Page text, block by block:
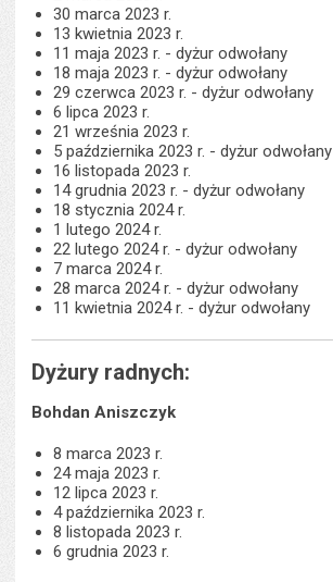
30 marca 2023 r.
13 kwietnia 2023 r.
11 maja 2023 r. - dyżur odwołany
18 maja 2023 r. - dyżur odwołany
29 czerwca 2023 r. - dyżur odwołany
6 lipca 2023 r.
21 września 2023 r.
5 października 2023 r. - dyżur odwołany
16 listopada 2023 r.
14 grudnia 2023 r. - dyżur odwołany
18 stycznia 2024 r.
1 lutego 2024 r.
22 lutego 2024 r. - dyżur odwołany
7 marca 2024 r.
28 marca 2024 r. - dyżur odwołany
11 kwietnia 2024 r. - dyżur odwołany
Dyżury radnych:
Bohdan Aniszczyk
8 marca 2023 r.
24 maja 2023 r.
12 lipca 2023 r.
4 października 2023 r.
8 listopada 2023 r.
6 grudnia 2023 r.